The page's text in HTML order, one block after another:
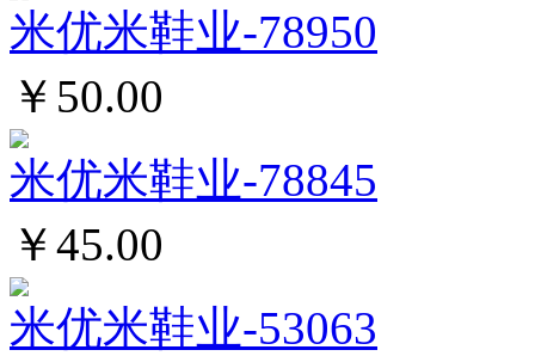
米优米鞋业-78950
￥50.00
米优米鞋业-78845
￥45.00
米优米鞋业-53063